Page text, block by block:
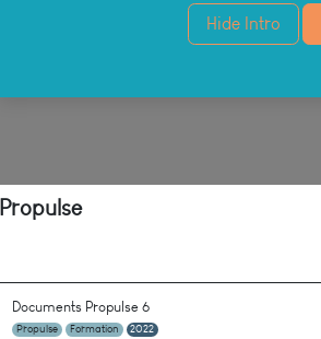
Hide Intro
Propulse
Documents Propulse 6
Propulse Formation 2022